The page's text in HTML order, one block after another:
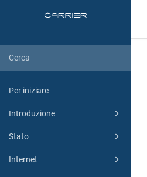
Per iniziare
Introduzione
Stato
Internet